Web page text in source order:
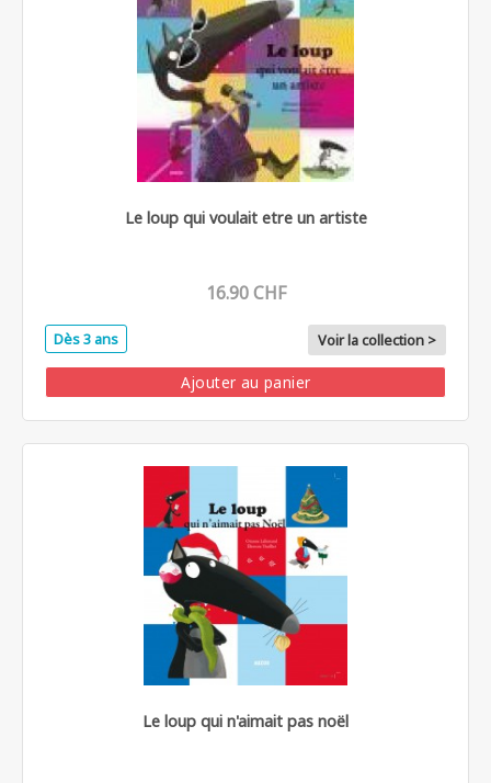
Le loup qui voulait etre un artiste
16.90 CHF
Dès 3 ans Voir la collection >
Ajouter au panier
Le loup qui n'aimait pas noël